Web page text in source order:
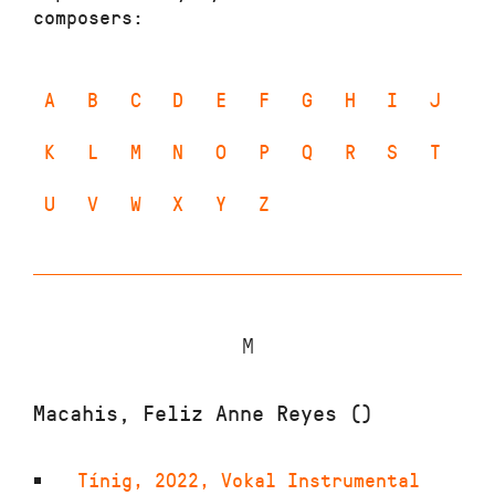
composers:
A B C D E F G H I
J
K
L M N O P Q R S
T
U
V W X Y Z
M
Macahis, Feliz Anne Reyes ()
Tínig, 2022, Vokal Instrumental